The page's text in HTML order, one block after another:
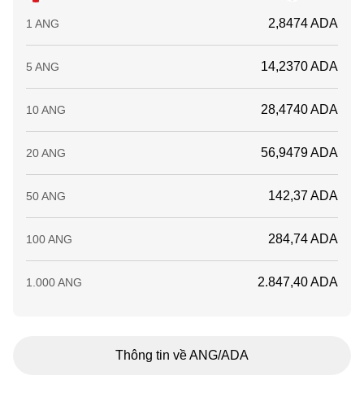
1 ANG 2,8474 ADA
5 ANG 14,2370 ADA
10 ANG 28,4740 ADA
20 ANG 56,9479 ADA
50 ANG 142,37 ADA
100 ANG 284,74 ADA
1.000 ANG 2.847,40 ADA
Thông tin về ANG/ADA